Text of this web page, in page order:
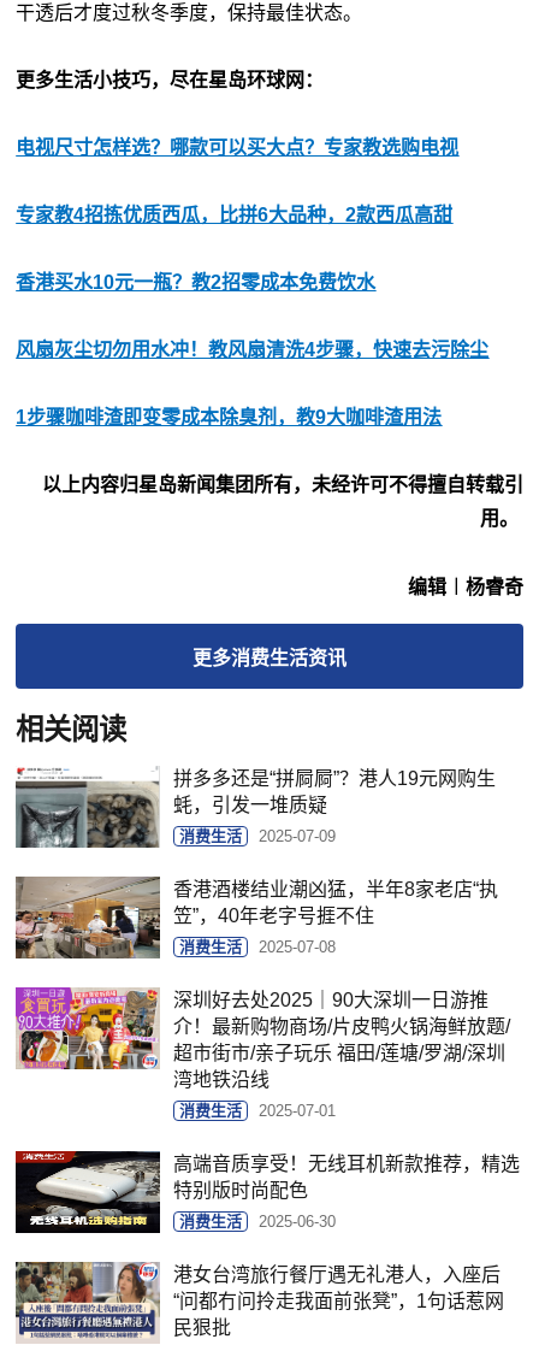
干透后才度过秋冬季度，保持最佳状态。
更多生活小技巧，尽在星岛环球网：
电视尺寸怎样选？哪款可以买大点？专家教选购电视
专家教4招拣优质西瓜，比拼6大品种，2款西瓜高甜
香港买水10元一瓶？教2招零成本免费饮水
风扇灰尘切勿用水冲！教风扇清洗4步骤，快速去污除尘
1步骤咖啡渣即变零成本除臭剂，教9大咖啡渣用法
以上内容归星岛新闻集团所有，未经许可不得擅自转载引
用。
编辑︱杨睿奇
更多消费生活资讯
相关阅读
拼多多还是“拼屙屙”？港人19元网购生
蚝，引发一堆质疑
消费生活 2025-07-09
香港酒楼结业潮凶猛，半年8家老店“执
笠”，40年老字号捱不住
消费生活 2025-07-08
深圳好去处2025｜90大深圳一日游推
介！最新购物商场/片皮鸭火锅海鲜放题/
超市街市/亲子玩乐 福田/莲塘/罗湖/深圳
湾地铁沿线
消费生活 2025-07-01
高端音质享受！无线耳机新款推荐，精选
特别版时尚配色
消费生活 2025-06-30
港女台湾旅行餐厅遇无礼港人，入座后
“问都冇问拎走我面前张凳”，1句话惹网
民狠批